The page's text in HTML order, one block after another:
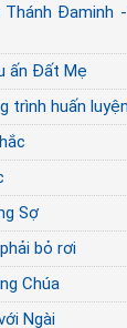
Đaminh
ấn Đất Mẹ
trình huấn
Sợ
bỏ rơi
Chúa
Ngài